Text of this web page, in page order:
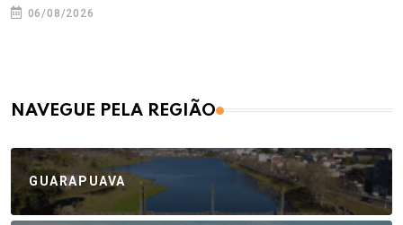
06/08/2026
NAVEGUE PELA REGIÃO
GUARAPUAVA